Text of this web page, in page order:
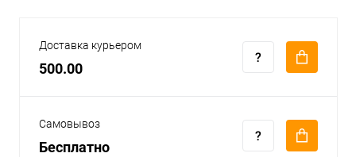
Доставка курьером
500.00
Самовывоз
Бесплатно